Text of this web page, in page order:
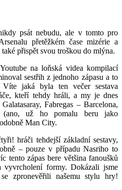
psát nebudu, ale v tomto pro
přetěžkém čase mizérie a
přispět svou troškou do mlýna.
na loňská videa kompilací
sestřih z jednoho zápasu a to
jaká byla ten večer sestava
kteří tehdy hráli, a my je dnes
Fabregas – Barcelona,
už ho pomalu beru jako
Man City.
hráči tehdejší základní sestavy,
– pouze v případu Nasriho to
tento zápas bere většina fanoušků
vyvrcholení formy. Dokázali jsme
zpronevěřili našemu stylu hry!